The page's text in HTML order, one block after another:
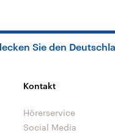
Sie den
Kontakt
Hörerservice
Social Media